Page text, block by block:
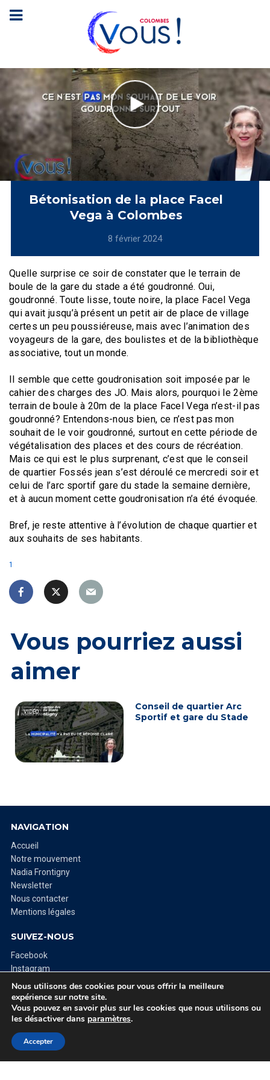
Bétonisation de la place Facel
Vega à Colombes
8 février 2024
Quelle surprise ce soir de constater que le terrain de
boule de la gare du stade a été goudronné. Oui,
goudronné. Toute lisse, toute noire, la place Facel Vega
qui avait jusqu’à présent un petit air de place de village
certes un peu poussiéreuse, mais avec l’animation des
voyageurs de la gare, des boulistes et de la bibliothèque
associative, tout un monde.
Il semble que cette goudronisation soit imposée par le
cahier des charges des JO. Mais alors, pourquoi le 2ème
terrain de boule à 20m de la place Facel Vega n’est-il pas
goudronné? Entendons-nous bien, ce n’est pas mon
souhait de le voir goudronné, surtout en cette période de
végétalisation des places et des cours de récréation.
Mais ce qui est le plus surprenant, c’est que le conseil
de quartier Fossés jean s’est déroulé ce mercredi soir et
celui de l’arc sportif gare du stade la semaine dernière,
et à aucun moment cette goudronisation n’a été évoquée.
Bref, je reste attentive à l’évolution de chaque quartier et
aux souhaits de ses habitants.
1
Vous pourriez aussi
aimer
VIDÉO
Conseil de quartier Arc
Sportif et gare du Stade
NAVIGATION
Accueil
Notre mouvement
Nadia Frontigny
Newsletter
Nous contacter
Mentions légales
SUIVEZ-NOUS
Facebook
Instagram
Nous rejoindre
COLOMBES C'EST VOUS - COLLECTIF DE CITOYENS ENGAGÉS POUR LA
Nous utilisons des cookies pour vous offrir la meilleure
expérience sur notre site.
Vous pouvez en savoir plus sur les cookies que nous utilisons ou
les désactiver dans paramètres.
Accepter